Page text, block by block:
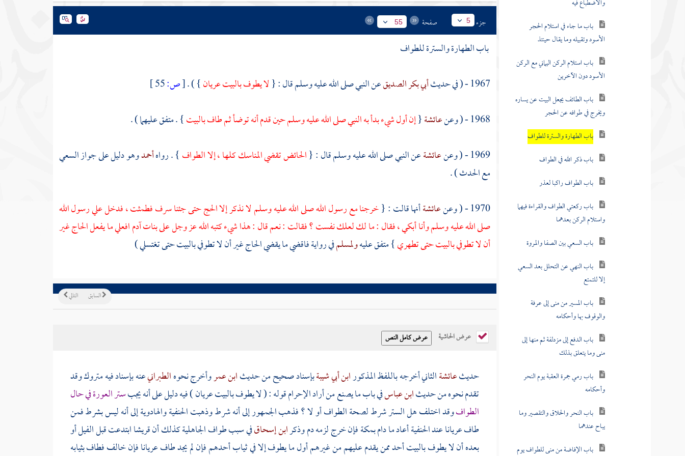
والاضطباع فيه
باب ما جاء في استلام الحجر
الأسود وتقبيله وما يقال حينئذ
باب استلام الركن اليماني مع الركن
الأسود دون الآخرين
باب الطائف يجعل البيت عن يساره
ويخرج في طوافه عن الحجر
باب الطهارة والسترة للطواف
باب ذكر الله في الطواف
باب الطواف راكبا لعذر
باب ركعتي الطواف والقراءة فيهما
واستلام الركن بعدهما
باب السعي بين الصفا والمروة
باب النهي عن التحلل بعد السعي
إلا للتمتع
باب المسير من منى إلى عرفة
والوقوف بها وأحكامه
باب الدفع إلى مزدلفة ثم منها إلى
منى وما يتعلق بذلك
باب رمي جمرة العقبة يوم النحر
وأحكامه
باب النحر والحلاق والتقصير وما
يباح عندهما
باب الإفاضة من منى للطواف يوم
جزء 5 صفحة 55
باب الطهارة والسترة للطواف
1967 - ( في حديث
أبي بكر الصديقعن النبي صلى الله عليه وسلم قال : {لا يطوف بالبيت عريان} ) .
[ص:
1968 - ( وعن
عائشة{إن أول شيء بدأ به النبي صلى الله عليه وسلم حين قدم أنه توضأ ثم طافبالبيت} . متفق عليهما ) .
1969 - ( وعن
عائشةعن النبي صلى الله عليه وسلم قال : {الحائض تقضي المناسك كلها ، إلا الطواف} . رواهأحمدوهو دليل على جواز السعي
مع الحدث ) .
1970 - ( وعن
عائشةأنها قالت : {خرجنا مع رسول الله صلى الله عليه وسلم لا نذكر إلا الحج حتى جئناسرففطمثت ، فدخل علي رسول الله
صلى الله عليه وسلم وأنا أبكي ، فقال : ما لك لعلك نفست ؟ فقالت : نعم قال : هذا شيء كتبه الله عز وجل على بناتآدمافعلي ما يفعل الحاج غير
أن لا تطوفيبالبيتحتى تطهري} متفق عليهولمسلمفي رواية فاقضي ما يقضي الحاج غير أن لا تطوفيبالبيتحتى تغتسلي )
التالي السابق
عرض الحاشية
حديثعائشةالثاني أخرجه باللفظ المذكورابن أبي شيبةبإسناد صحيح من حديثابن عمروأخرج نحوهالطبرانيعنه بإسناد فيه متروك وقد
تقدم نحوه من حديثابن عباسفي باب ما يصنع من أراد الإحرام قوله : ( لا يطوفبالبيتعريان ) فيه دليل على أنه يجبستر العورة في حال
الطوافوقد اختلف هل الستر شرط لصحة الطواف أو لا ؟ فذهب الجمهور إلى أنه شرط وذهبت الحنفيةوالهادويةإلى أنه ليس بشرط فمن
طاف عريانا عند الحنفية أعاد ما دامبمكةفإن خرج لزمه دم وذكرابن إسحاقفي سبب طواف الجاهلية كذلك أن قريشا ابتدعت قبل الفيل أو
بعده أن لا يطوفبالبيتأحد ممن يقدم عليهم من غيرهم أول ما يطوف إلا في ثياب أحدهم فإن لم يجد طاف عريانا فإن خالف فطاف بثيابه